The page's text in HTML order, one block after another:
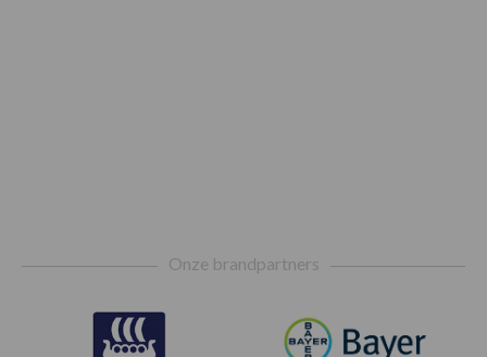
Onze brandpartners